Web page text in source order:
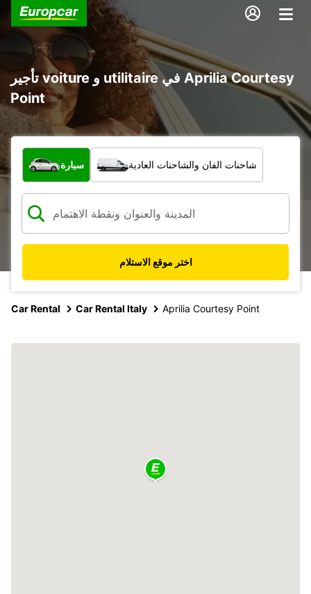
تأجير voiture و utilitaire في Aprilia Courtesy
Point
ما نوع المركبة؟
سيارة شاحنات الفان والشاحنات العادية
اختر موقع الاستلام
Car Rental Car Rental Italy Aprilia Courtesy Point